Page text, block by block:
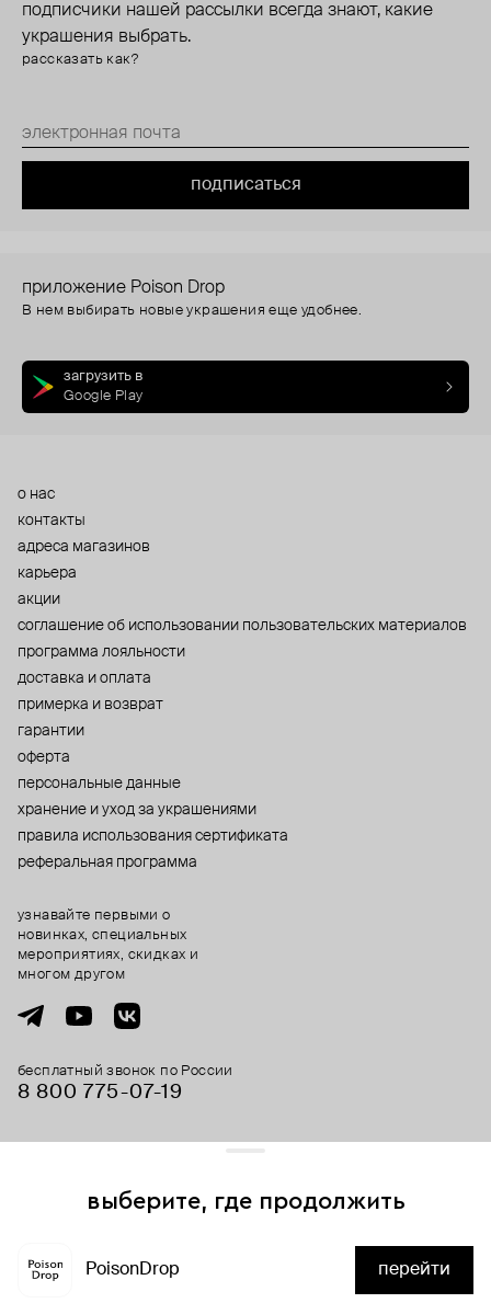
подписчики нашей рассылки всегда знают, какие
украшения выбрать.
рассказать как?
подписаться
приложение Poison Drop
В нем выбирать новые украшения еще удобнее.
загрузить в
Google Play
о нас
контакты
адреса магазинов
карьера
акции
cоглашение об использовании пользовательских материалов
программа лояльности
доставка и оплата
примерка и возврат
гарантии
оферта
персональные данные
хранение и уход за украшениями
правила использования сертификата
реферальная программа
бесплатный звонок по России
8 800 775⁠-07⁠-19
узнавайте первыми о
новинках, специальных
мероприятиях, скидках и
многом другом
выберите, где продолжить
PoisonDrop перейти
и сервисы аналитики. Продолжая его использование,
вы соглашаетесь с нашим